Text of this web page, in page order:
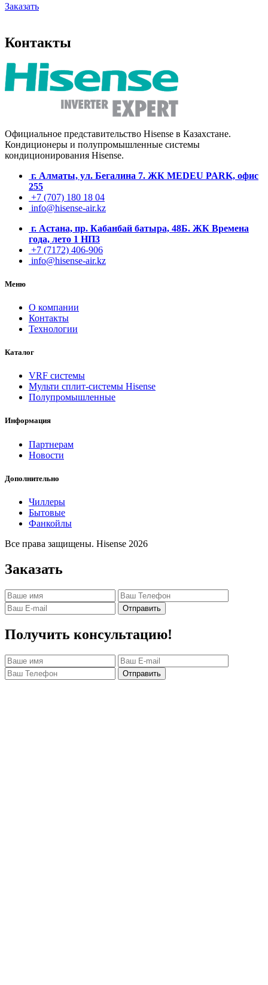
Заказать
Контакты
Официальное представительство Hisense в Казахстане.
Кондиционеры и полупромышленные системы
кондиционирования Hisense.
г. Алматы, ул. Бегалина 7. ЖК MEDEU PARK, офис
255
+7 (707) 180 18 04
info@hisense-air.kz
г. Астана, пр. Кабанбай батыра, 48Б. ЖК Времена
года, лето 1 НП3
+7 (7172) 406-906
info@hisense-air.kz
Меню
О компании
Контакты
Технологии
Каталог
VRF системы
Мульти сплит-системы Hisense
Полупромышленные
Информация
Партнерам
Новости
Дополнительно
Чиллеры
Бытовые
Фанкойлы
Все права защищены. Hisense 2026
Заказать
Отправить
Получить консультацию!
Отправить